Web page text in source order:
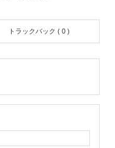
トラックバック ( 0 )